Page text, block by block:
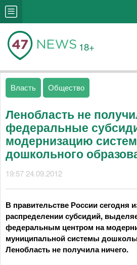
18+
Власть Общество
Ленобласть не
федеральные
модернизацию
дошкольного
19:57 24.09.2012
В правительстве России сегодня
распределении субсидий,
федеральным центром на
муниципальной системы
Ленобласть не получила ничего.